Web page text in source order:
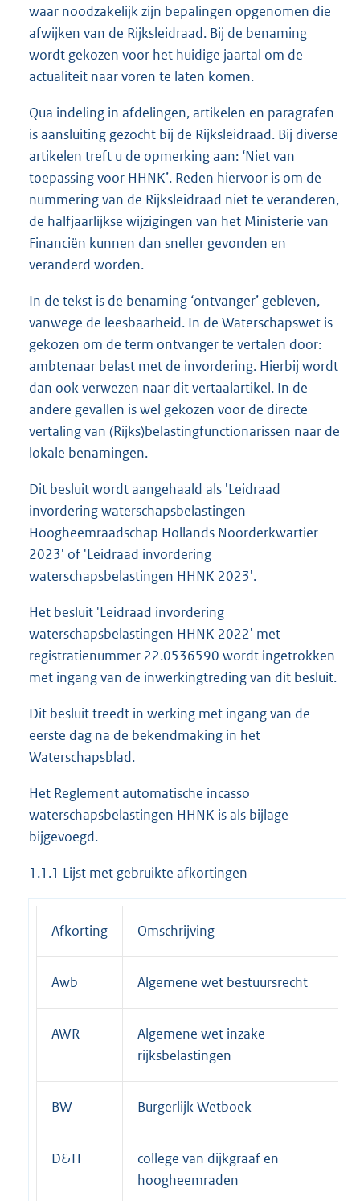
waar noodzakelijk zijn bepalingen opgenomen die
afwijken van de Rijksleidraad. Bij de benaming
wordt gekozen voor het huidige jaartal om de
actualiteit naar voren te laten komen.
Qua indeling in afdelingen, artikelen en paragrafen
is aansluiting gezocht bij de Rijksleidraad. Bij diverse
artikelen treft u de opmerking aan: ‘Niet van
toepassing voor HHNK’. Reden hiervoor is om de
nummering van de Rijksleidraad niet te veranderen,
de halfjaarlijkse wijzigingen van het Ministerie van
Financiën kunnen dan sneller gevonden en
veranderd worden.
In de tekst is de benaming ‘ontvanger’ gebleven,
vanwege de leesbaarheid. In de Waterschapswet is
gekozen om de term ontvanger te vertalen door:
ambtenaar belast met de invordering. Hierbij wordt
dan ook verwezen naar dit vertaalartikel. In de
andere gevallen is wel gekozen voor de directe
vertaling van (Rijks)belastingfunctionarissen naar de
lokale benamingen.
Dit besluit wordt aangehaald als 'Leidraad
invordering waterschapsbelastingen
Hoogheemraadschap Hollands Noorderkwartier
2023' of 'Leidraad invordering
waterschapsbelastingen HHNK 2023'.
Het besluit 'Leidraad invordering
waterschapsbelastingen HHNK 2022' met
registratienummer 22.0536590 wordt ingetrokken
met ingang van de inwerkingtreding van dit besluit.
Dit besluit treedt in werking met ingang van de
eerste dag na de bekendmaking in het
Waterschapsblad.
Het Reglement automatische incasso
waterschapsbelastingen HHNK is als bijlage
bijgevoegd.
1.1.1 Lijst met gebruikte afkortingen
Afkorting Omschrijving
Awb Algemene wet bestuursrecht
AWR
Algemene wet inzake
rijksbelastingen
BW Burgerlijk Wetboek
D&H
college van dijkgraaf en
hoogheemraden